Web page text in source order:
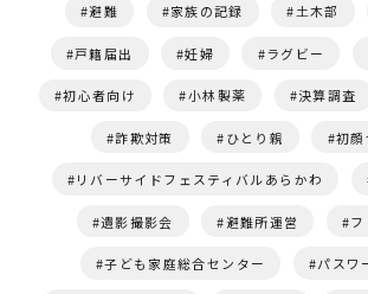
避難 家族の記録 土木部
戸籍届出 妊婦 ラグビー
初心者向け 小林製薬 決算調査
詐欺対策 ひとり親 初
リバーサイドフェスティバルあらかわ
遺影撮影会 避難所運営
子ども家庭総合センター パスワ